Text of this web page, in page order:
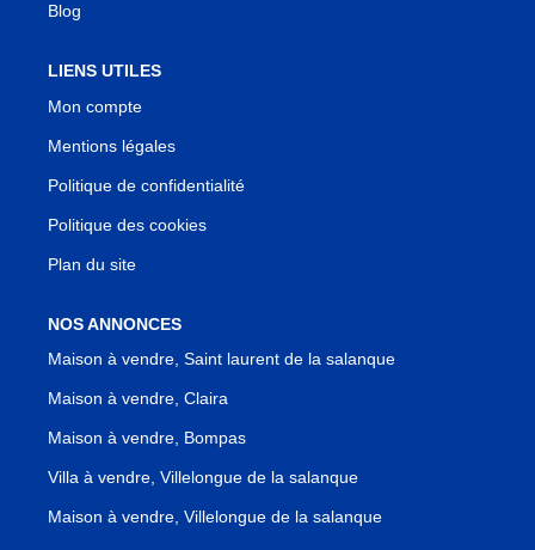
Blog
LIENS UTILES
Mon compte
Mentions légales
Politique de confidentialité
Politique des cookies
Plan du site
NOS ANNONCES
Maison à vendre, Saint laurent de la salanque
Maison à vendre, Claira
Maison à vendre, Bompas
Villa à vendre, Villelongue de la salanque
Maison à vendre, Villelongue de la salanque